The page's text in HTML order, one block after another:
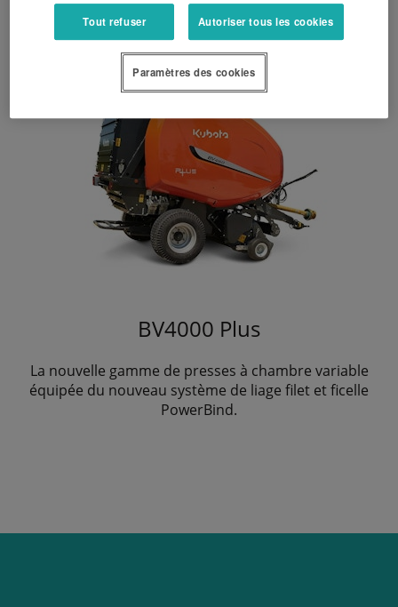
BV4000 Plus
La nouvelle gamme de presses à chambre variable
équipée du nouveau système de liage filet et ficelle
PowerBind.
Tout refuser Autoriser tous les cookies
Paramètres des cookies